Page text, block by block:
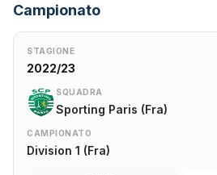
Campionato
STAGIONE
2022/23
SQUADRA
Sporting Paris (Fra)
CAMPIONATO
Division 1 (Fra)